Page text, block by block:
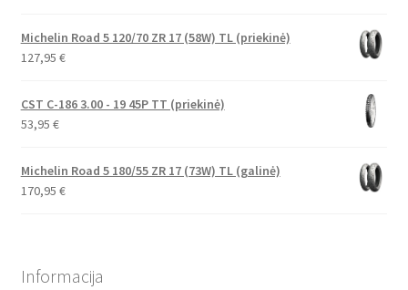
Michelin Road 5 120/70 ZR 17 (58W) TL (priekinė)
127,95 €
CST C-186 3.00 - 19 45P TT (priekinė)
53,95 €
Michelin Road 5 180/55 ZR 17 (73W) TL (galinė)
170,95 €
Informacija